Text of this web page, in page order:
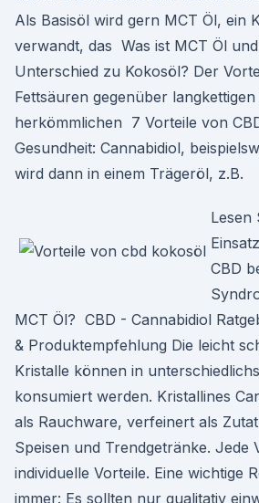
Als Basisöl wird gern MCT Öl, ein
verwandt, das Was ist MCT Öl
Unterschied zu Kokosöl? Der
Fettsäuren gegenüber
herkömmlichen 7 Vorteile von
Gesundheit: Cannabidiol,
wird dann in einem Trägeröl, z.B.
Lesen
CBD
MCT Öl? ️ CBD - Cannabidiol
& Produktempfehlung Die leicht
Kristalle können in
konsumiert werden. Kristallines
als Rauchware, verfeinert als
Speisen und Trendgetränke. Jede
individuelle Vorteile. Eine wichtige
immer: Es sollten nur qualitativ